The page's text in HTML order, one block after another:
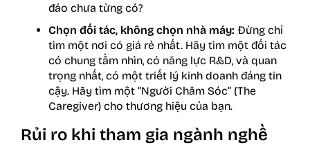
đáo chưa từng có?
Chọn đối tác, không chọn nhà máy: Đừng chỉ
tìm một nơi có giá rẻ nhất. Hãy tìm một đối tác
có chung tầm nhìn, có năng lực R&D, và quan
trọng nhất, có một triết lý kinh doanh đáng tin
cậy. Hãy tìm một “Người Chăm Sóc” (The
Caregiver) cho thương hiệu của bạn.
Rủi ro khi tham gia ngành nghề